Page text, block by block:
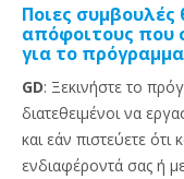
Ποιες συμβουλές
απόφοιτους που
για το
GD: Ξεκινήστε το
διατεθειμένοι να
και εάν πιστεύετε
ενδιαφέροντά σας ή